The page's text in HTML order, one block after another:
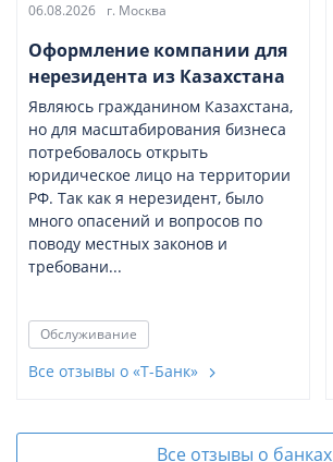
06.08.2026 г. Москва
Оформление компании для
нерезидента из Казахстана
Являюсь гражданином Казахстана,
но для масштабирования бизнеса
потребовалось открыть
юридическое лицо на территории
РФ. Так как я нерезидент, было
много опасений и вопросов по
поводу местных законов и
требовани...
Обслуживание
Все отзывы о «Т-Банк»
Все отзывы о банках